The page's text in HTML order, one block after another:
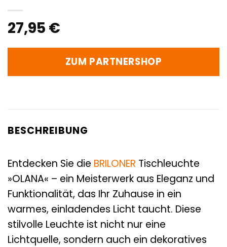
27,95 €
ZUM PARTNERSHOP
BESCHREIBUNG
Entdecken Sie die BRILONER Tischleuchte
»OLANA« – ein Meisterwerk aus Eleganz und
Funktionalität, das Ihr Zuhause in ein
warmes, einladendes Licht taucht. Diese
stilvolle Leuchte ist nicht nur eine
Lichtquelle, sondern auch ein dekoratives